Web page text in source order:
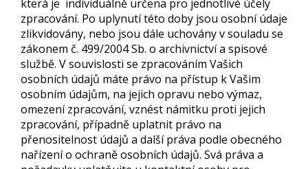
která je individuálně určena pro jednotlivé účely
zpracování. Po uplynutí této doby jsou osobní údaje
zlikvidovány, nebo jsou dále uchovány v souladu se
zákonem č. 499/2004 Sb. o archivnictví a spisové
službě. V souvislosti se zpracováním Vašich
osobních údajů máte právo na přístup k Vašim
osobním údajům, na jejich opravu nebo výmaz,
omezení zpracování, vznést námitku proti jejich
zpracování, případně uplatnit právo na
přenositelnost údajů a další práva podle obecného
nařízení o ochraně osobních údajů. Svá práva a